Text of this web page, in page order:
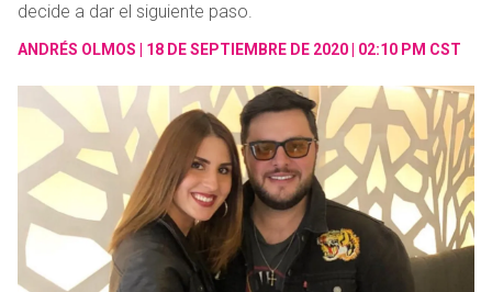
decide a dar el siguiente paso.
ANDRÉS OLMOS 18 DE SEPTIEMBRE DE 2020 | 02:10 PM CST